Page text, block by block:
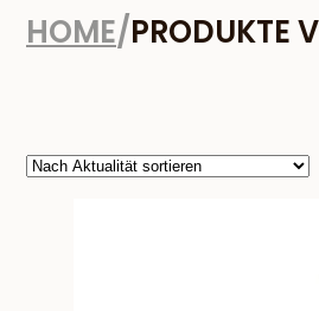
HOME/PRODUKTE